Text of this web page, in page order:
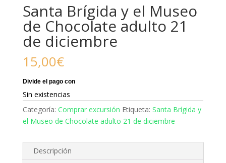
Santa Brígida y el Museo
de Chocolate adulto 21
de diciembre
15,00€
Sin existencias
Categoría: Comprar excursión Etiqueta: Santa Brígida y
el Museo de Chocolate adulto 21 de diciembre
Descripción